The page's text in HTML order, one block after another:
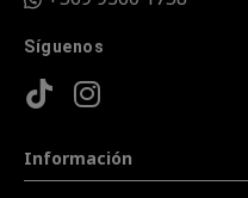
Síguenos
Información